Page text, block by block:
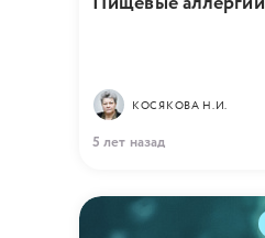
КОСЯКОВА Н.И.
5 лет назад